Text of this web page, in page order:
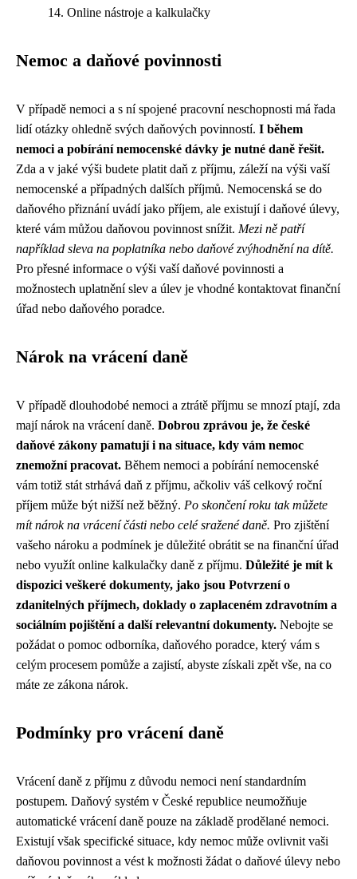
Online nástroje a kalkulačky
Nemoc a daňové povinnosti
V případě nemoci a s ní spojené pracovní neschopnosti má řada
lidí otázky ohledně svých daňových povinností. I během
nemoci a pobírání nemocenské dávky je nutné daně řešit.
Zda a v jaké výši budete platit daň z příjmu, záleží na výši vaší
nemocenské a případných dalších příjmů. Nemocenská se do
daňového přiznání uvádí jako příjem, ale existují i daňové úlevy,
které vám můžou daňovou povinnost snížit. Mezi ně patří
například sleva na poplatníka nebo daňové zvýhodnění na dítě.
Pro přesné informace o výši vaší daňové povinnosti a
možnostech uplatnění slev a úlev je vhodné kontaktovat finanční
úřad nebo daňového poradce.
Nárok na vrácení daně
V případě dlouhodobé nemoci a ztrátě příjmu se mnozí ptají, zda
mají nárok na vrácení daně. Dobrou zprávou je, že české
daňové zákony pamatují i na situace, kdy vám nemoc
znemožní pracovat. Během nemoci a pobírání nemocenské
vám totiž stát strhává daň z příjmu, ačkoliv váš celkový roční
příjem může být nižší než běžný. Po skončení roku tak můžete
mít nárok na vrácení části nebo celé sražené daně. Pro zjištění
vašeho nároku a podmínek je důležité obrátit se na finanční úřad
nebo využít online kalkulačky daně z příjmu. Důležité je mít k
dispozici veškeré dokumenty, jako jsou Potvrzení o
zdanitelných příjmech, doklady o zaplaceném zdravotním a
sociálním pojištění a další relevantní dokumenty. Nebojte se
požádat o pomoc odborníka, daňového poradce, který vám s
celým procesem pomůže a zajistí, abyste získali zpět vše, na co
máte ze zákona nárok.
Podmínky pro vrácení daně
Vrácení daně z příjmu z důvodu nemoci není standardním
postupem. Daňový systém v České republice neumožňuje
automatické vrácení daně pouze na základě prodělané nemoci.
Existují však specifické situace, kdy nemoc může ovlivnit vaši
daňovou povinnost a vést k možnosti žádat o daňové úlevy nebo